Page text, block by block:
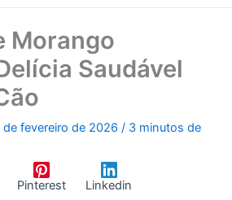
Morango
Saudável
de fevereiro de 2026/ 3 minutos de
Pinterest Linkedin